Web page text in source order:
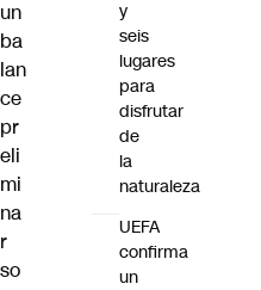
un
ba
lan
ce
pr
eli
mi
na
r
so
y
seis
lugares
para
disfrutar
de
la
naturaleza
UEFA
confirma
un